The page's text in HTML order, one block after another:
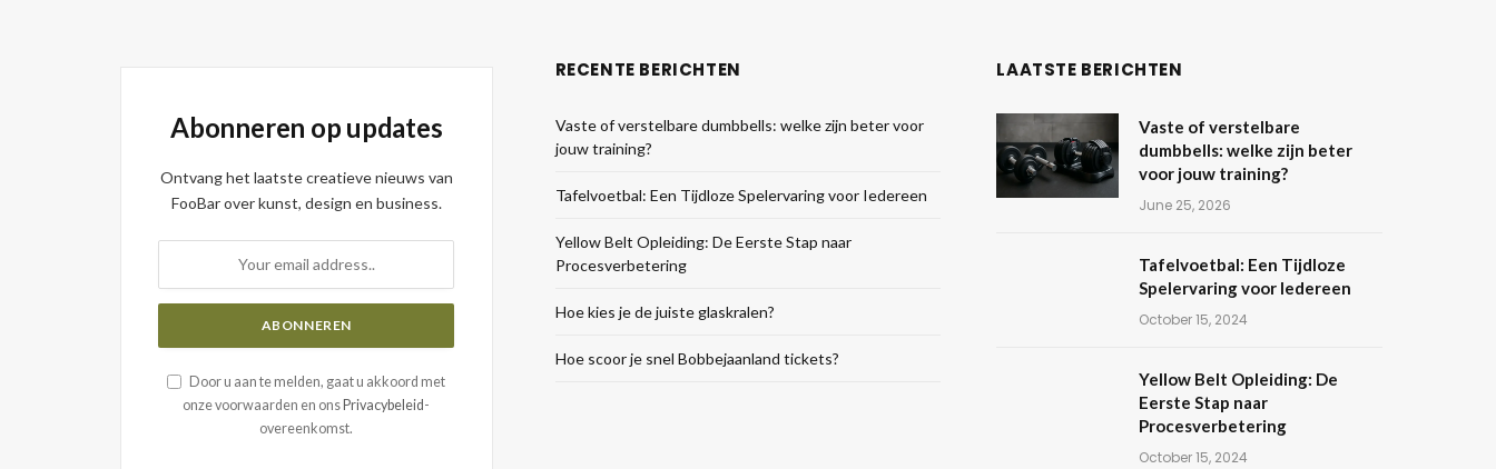
Abonneren op updates
Ontvang het laatste creatieve nieuws van
FooBar over kunst, design en business.
Door u aan te melden, gaat u akkoord met
onze voorwaarden en ons Privacybeleid -
overeenkomst.
RECENTE BERICHTEN
Vaste of verstelbare dumbbells: welke zijn beter voor
jouw training?
Tafelvoetbal: Een Tijdloze Spelervaring voor Iedereen
Yellow Belt Opleiding: De Eerste Stap naar
Procesverbetering
Hoe kies je de juiste glaskralen?
Hoe scoor je snel Bobbejaanland tickets?
LAATSTE BERICHTEN
Vaste of verstelbare
dumbbells: welke zijn beter
voor jouw training?
June 25, 2026
Tafelvoetbal: Een Tijdloze
Spelervaring voor Iedereen
October 15, 2024
Yellow Belt Opleiding: De
Eerste Stap naar
Procesverbetering
October 15, 2024